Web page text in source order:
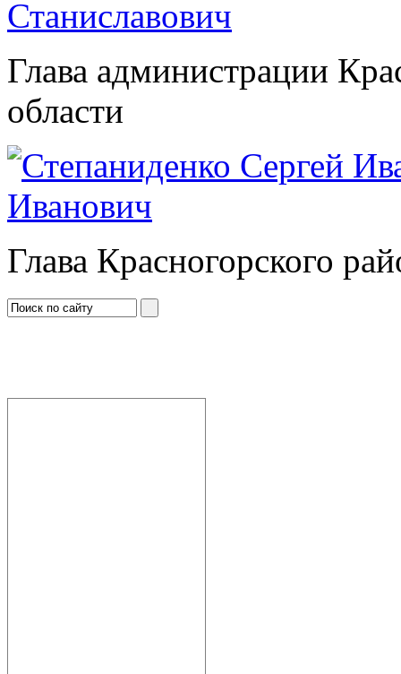
Станиславович
Глава администрации
области
Иванович
Глава Красногорского